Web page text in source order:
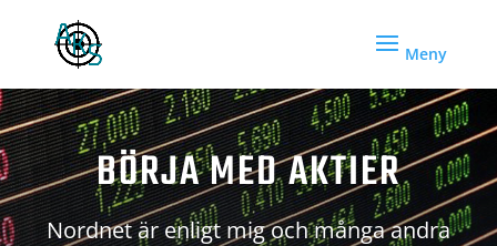
BÖRJA MED AKTIER
Nordnet är enligt mig och många andra